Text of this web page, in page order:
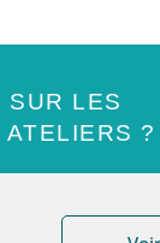
SUR LES
?